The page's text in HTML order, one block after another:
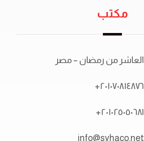
مكتب
العاشر من رمضان – مصر
٢٠١٠٧٠٨١٤٨٧٦+
٢٠١٠٢٥٠٥٠٦٨١+
info@syhaco.net